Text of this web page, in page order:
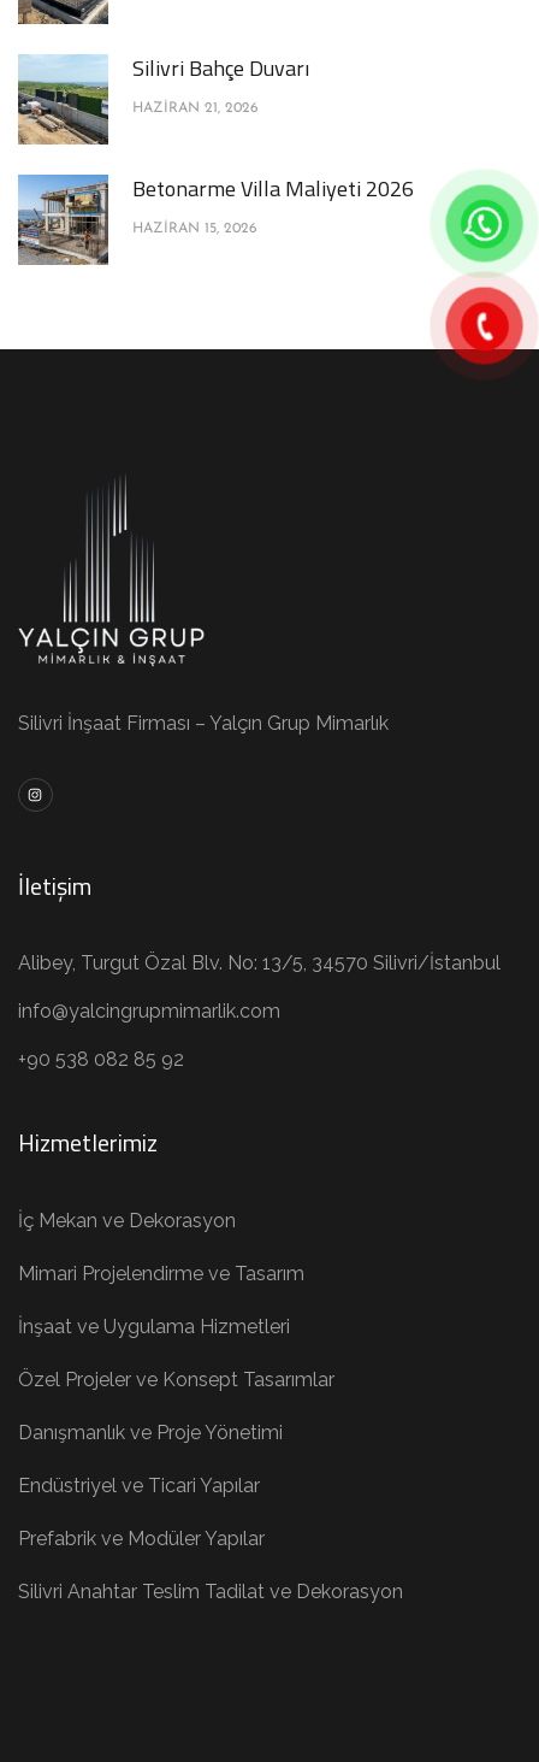
Silivri Bahçe Duvarı
HAZIRAN 21, 2026
Betonarme Villa Maliyeti 2026
HAZIRAN 15, 2026
Silivri İnşaat Firması – Yalçın Grup Mimarlık
İletişim
Alibey, Turgut Özal Blv. No: 13/5, 34570 Silivri/İstanbul
info@yalcingrupmimarlik.com
+90 538 082 85 92
Hizmetlerimiz
İç Mekan ve Dekorasyon
Mimari Projelendirme ve Tasarım
İnşaat ve Uygulama Hizmetleri
Özel Projeler ve Konsept Tasarımlar
Danışmanlık ve Proje Yönetimi
Endüstriyel ve Ticari Yapılar
Prefabrik ve Modüler Yapılar
Silivri Anahtar Teslim Tadilat ve Dekorasyon